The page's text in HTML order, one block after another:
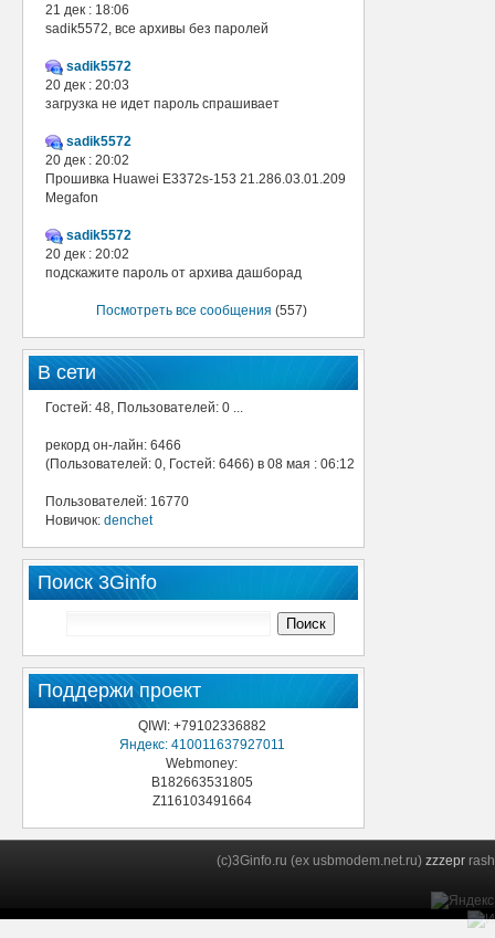
21 дек : 18:06
sadik5572, все архивы без паролей
sadik5572
20 дек : 20:03
загрузка не идет пароль спрашивает
sadik5572
20 дек : 20:02
Прошивка Huawei E3372s-153 21.286.03.01.209
Megafon
sadik5572
20 дек : 20:02
подскажите пароль от архива дашборад
Посмотреть все сообщения (557)
В сети
Гостей: 48, Пользователей: 0 ...
рекорд он-лайн: 6466
(Пользователей: 0, Гостей: 6466) в 08 мая : 06:12
Пользователей: 16770
Новичок: denchet
Поиск 3Ginfo
Поддержи проект
QIWI: +79102336882
Яндекс: 410011637927011
Webmoney:
B182663531805
Z116103491664
(c)3Ginfo.ru (ex usbmodem.net.ru) zzzepr